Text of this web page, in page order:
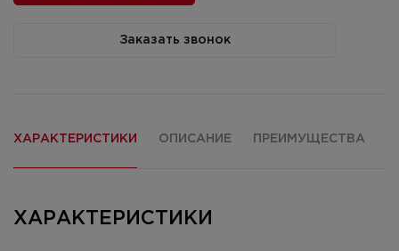
Заказать звонок
ХАРАКТЕРИСТИКИ ОПИСАНИЕ ПРЕИМУЩЕСТВА
ХАРАКТЕРИСТИКИ